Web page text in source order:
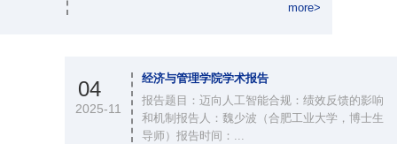
more>
04
2025-11
经济与管理学院学术报告
报告题目：迈向人工智能合规：绩效反馈的影响
和机制报告人：魏少波（合肥工业大学，博士生
导师）报告时间：...